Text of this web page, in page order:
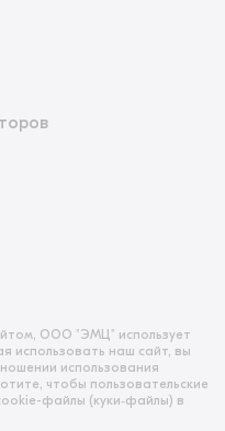
ООО "ЭМЦ" использует
использовать наш сайт, вы
использования
чтобы пользовательские
файлы (куки‑файлы) в